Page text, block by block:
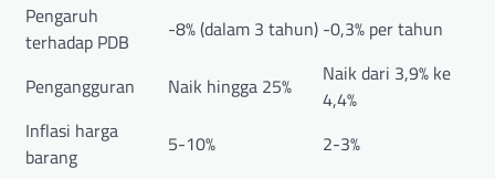
Pengaruh
terhadap PDB
-8% (dalam 3 tahun) -0,3% per tahun
Pengangguran Naik hingga 25%
Naik dari 3,9% ke
4,4%
Inflasi harga
barang
5-10% 2-3%